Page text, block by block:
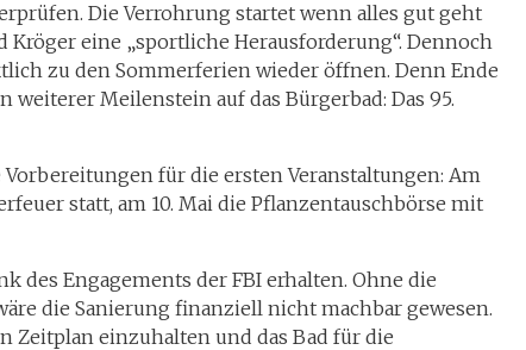
Die Verrohrung startet wenn alles gut geht
eine „sportliche Herausforderung“. Dennoch
zu den Sommerferien wieder öffnen. Denn Ende
weiterer Meilenstein auf das Bürgerbad: Das 95.
Vorbereitungen für die ersten Veranstaltungen: Am
statt, am 10. Mai die Pflanzentauschbörse mit
des Engagements der FBI erhalten. Ohne die
die Sanierung finanziell nicht machbar gewesen.
Zeitplan einzuhalten und das Bad für die